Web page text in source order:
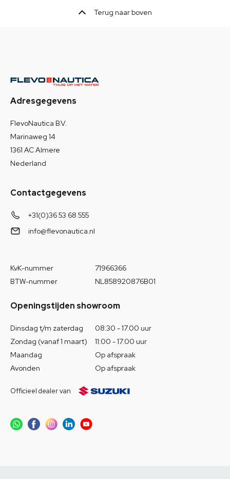
Terug naar boven
Adresgegevens
FlevoNautica B.V.
Marinaweg 14
1361 AC Almere
Nederland
Contactgegevens
+31(0)36 53 68 555
info@flevonautica.nl
KvK-nummer
71966366
BTW-nummer
NL858920876B01
Openingstijden showroom
Dinsdag t/m zaterdag
08:30 - 17.00 uur
Zondag (vanaf 1 maart)
11:00 - 17.00 uur
Maandag
Op afspraak
Avonden
Op afspraak
Officieel dealer van